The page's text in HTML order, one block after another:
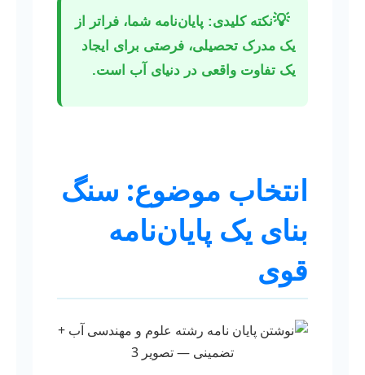
💡نکته کلیدی: پایان‌نامه شما، فراتر از
یک مدرک تحصیلی، فرصتی برای ایجاد
یک تفاوت واقعی در دنیای آب است.
انتخاب موضوع: سنگ
بنای یک پایان‌نامه
قوی